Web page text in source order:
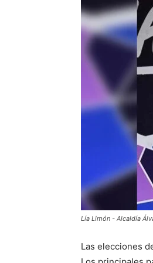
Lía Limón - Alcaldía
Las elecciones